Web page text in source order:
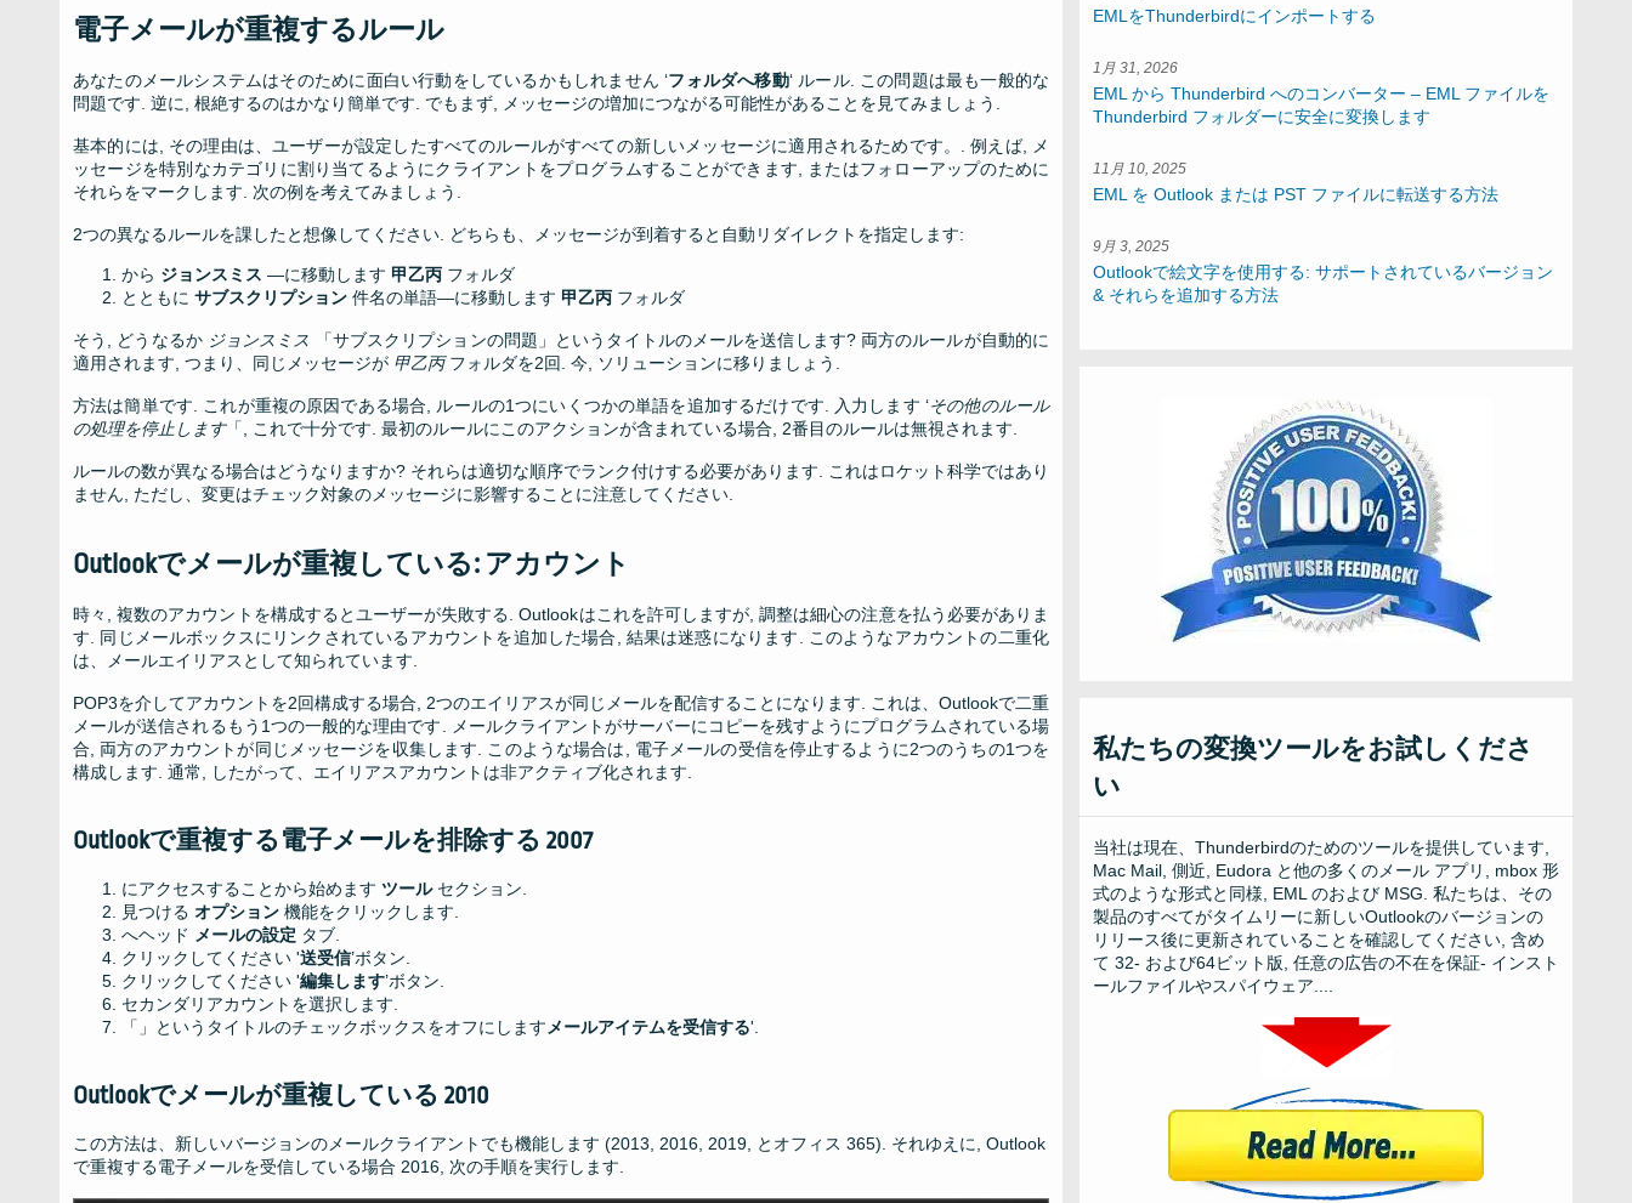
電子メールが重複するルール
あなたのメールシステムはそのために面白い行動をしているかもしれません ‘フォルダへ移動‘ ルール. この問題は最も一般的な
問題です. 逆に, 根絶するのはかなり簡単です. でもまず, メッセージの増加につながる可能性があることを見てみましょう.
基本的には, その理由は、ユーザーが設定したすべてのルールがすべての新しいメッセージに適用されるためです。. 例えば, メ
ッセージを特別なカテゴリに割り当てるようにクライアントをプログラムすることができます, またはフォローアップのために
それらをマークします. 次の例を考えてみましょう.
2つの異なるルールを課したと想像してください. どちらも、メッセージが到着すると自動リダイレクトを指定します:
から ジョンスミス —に移動します 甲乙丙 フォルダ
ととも​​に サブスクリプション 件名の単語—に移動します 甲乙丙 フォルダ
そう, どうなるか ジョンスミス 「サブスクリプションの問題」というタイトルのメールを送信します? 両方のルールが自動的に
適用されます, つまり、同じメッセージが 甲乙丙フォルダを2回. 今, ソリューションに移りましょう.
方法は簡単です. これが重複の原因である場合, ルールの1つにいくつかの単語を追加するだけです. 入力します ‘その他のルール
の処理を停止します「, これで十分です. 最初のルールにこのアクションが含まれている場合, 2番目のルールは無視されます.
ルールの数が異なる場合はどうなりますか? それらは適切な順序でランク付けする必要があります. これはロケット科学ではあり
ません, ただし、変更はチェック対象のメッセージに影響することに注意してください.
Outlookでメールが重複している: アカウント
時々, 複数のアカウントを構成するとユーザーが失敗する. Outlookはこれを許可しますが, 調整は細心の注意を払う必要がありま
す. 同じメールボックスにリンクされているアカウントを追加した場合, 結果は迷惑になります. このようなアカウントの二重化
は、メールエイリアスとして知られています.
POP3を介してアカウントを2回構成する場合, 2つのエイリアスが同じメールを配信することになります. これは、Outlookで二重
メールが送信されるもう1つの一般的な理由です. メールクライアントがサーバーにコピーを残すようにプログラムされている場
合, 両方のアカウントが同じメッセージを収集します. このような場合は, 電子メールの受信を停止するように2つのうちの1つを
構成します. 通常, したがって、エイリアスアカウントは非アクティブ化されます.
Outlookで重複する電子メールを排除する 2007
にアクセスすることから始めます ツールセクション.
見つける オプション 機能をクリックします.
へヘッド メールの設定 タブ.
クリックしてください '送受信’ボタン.
クリックしてください '編集します’ボタン.
セカンダリアカウントを選択します.
「」というタイトルのチェックボックスをオフにします メールアイテムを受信する'.
Outlookでメールが重複している 2010
この方法は、新しいバージョンのメールクライアントでも機能します (2013, 2016, 2019, とオフィス 365). それゆえに, Outlook
で重複する電子メールを受信して​​いる場合 2016, 次の手順を実行します.
EMLをThunderbirdにインポートする
1月 31, 2026
EML から Thunderbird へのコンバーター – EML ファイルを
Thunderbird フォルダーに安全に変換します
11月 10, 2025
EML を Outlook または PST ファイルに転送する方法
9月 3, 2025
Outlookで絵文字を使用する: サポートされているバージョン
& それらを追加する方法
私たちの変換ツールをお試しくださ
い
当社は現在、Thunderbirdのためのツールを提供しています,
Mac Mail, 側近, Eudora と他の多くのメール アプリ, mbox 形
式のような形式と同様, EML のおよび MSG. 私たちは、その
製品のすべてがタイムリーに新しいOutlookのバージョンの
リリース後に更新されていることを確認してください, 含め
て 32- および64ビット版, 任意の広告の不在を保証- インスト
ールファイルやスパイウェア....